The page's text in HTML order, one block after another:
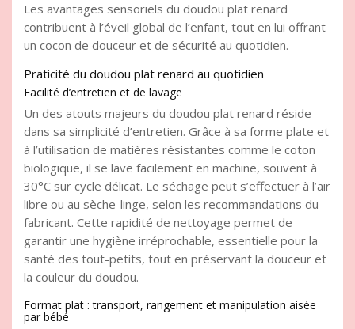
Les avantages sensoriels du doudou plat renard
contribuent à l’éveil global de l’enfant, tout en lui offrant
un cocon de douceur et de sécurité au quotidien.
Praticité du doudou plat renard au quotidien
Facilité d’entretien et de lavage
Un des atouts majeurs du doudou plat renard réside
dans sa simplicité d’entretien. Grâce à sa forme plate et
à l’utilisation de matières résistantes comme le coton
biologique, il se lave facilement en machine, souvent à
30°C sur cycle délicat. Le séchage peut s’effectuer à l’air
libre ou au sèche-linge, selon les recommandations du
fabricant. Cette rapidité de nettoyage permet de
garantir une hygiène irréprochable, essentielle pour la
santé des tout-petits, tout en préservant la douceur et
la couleur du doudou.
Format plat : transport, rangement et manipulation aisée
par bébé